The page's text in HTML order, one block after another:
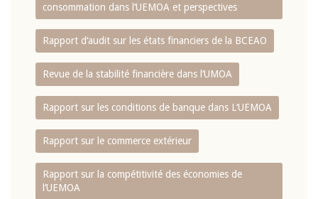
consommation dans l‘UEMOA et perspectives
Rapport d‘audit sur les états financiers de la BCEAO
Revue de la stabilité financière dans l‘UMOA
Rapport sur les conditions de banque dans L‘UEMOA
Rapport sur le commerce extérieur
Rapport sur la compétitivité des économies de
l‘UEMOA